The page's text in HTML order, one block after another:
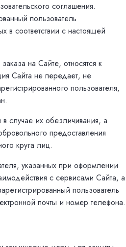
соглашения.
пользователь
в соответствии с настоящей
на Сайте, относятся к
Сайта не передает, не
пользователя,
случае их обезличивания, а
предоставления
круга лиц.
указанных при оформлении
с сервисами Сайта, а
пользователь
почты и номер телефона.